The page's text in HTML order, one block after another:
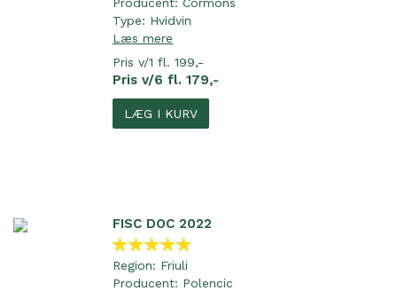
Type: Hvidvin
Læs mere
Pris v/1 fl. 199,-
Pris v/6 fl. 179,-
LÆG I KURV
FISC DOC 2022
Region: Friuli
Producent: Polencic